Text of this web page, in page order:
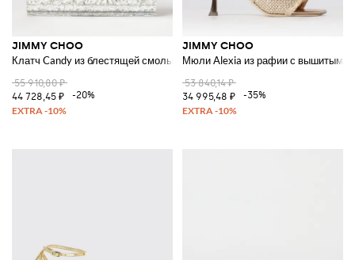
JIMMY CHOO
Клатч Candy из блестящей смолы
55 910,80 ₽
44 728,45 ₽
-20%
JIMMY CHOO
Мюли Alexia из рафии с вышитым
53 840,14 ₽
34 995,48 ₽
-35%